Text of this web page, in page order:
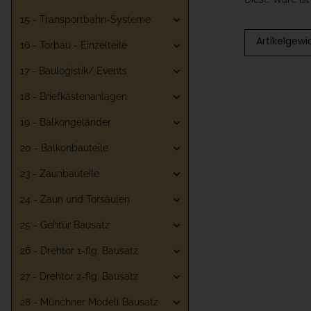
15 - Transportbahn-Systeme
16 - Torbau - Einzelteile
17 - Baulogistik/ Events
18 - Briefkästenanlagen
19 - Balkongeländer
20 - Balkonbauteile
23 - Zaunbauteile
24 - Zaun und Torsäulen
25 - Gehtür Bausatz
26 - Drehtor 1-flg. Bausatz
27 - Drehtor 2-flg. Bausatz
28 - Münchner Modell Bausatz